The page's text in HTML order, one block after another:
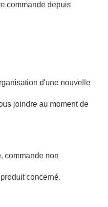
commande depuis
d'une nouvelle
joindre au moment de
commande non
concerné.